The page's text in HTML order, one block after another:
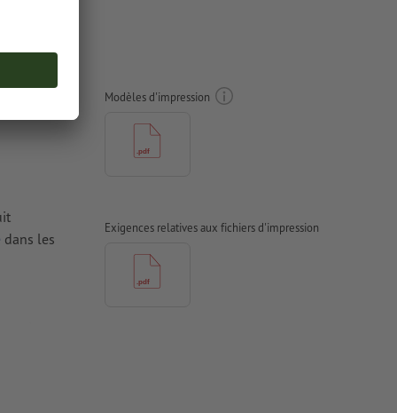
dans les
couchés,
Modèles d'impression
Exigences relatives aux fichiers d'impression